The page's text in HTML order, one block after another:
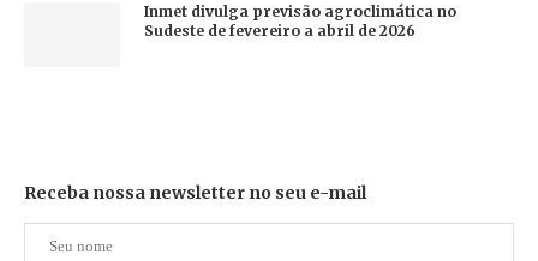
Inmet divulga previsão agroclimática no
Sudeste de fevereiro a abril de 2026
Receba nossa newsletter no seu e-mail